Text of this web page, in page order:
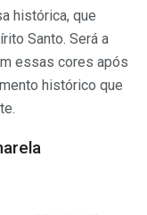
histórica, que
Santo. Será a
essas cores após
histórico que